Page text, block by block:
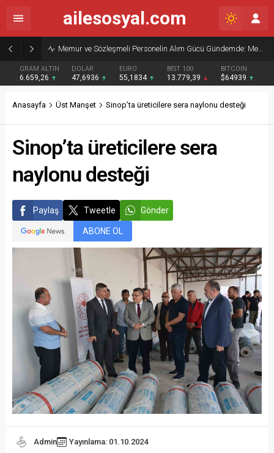
Memur ve Sözleşmeli Personelin Alım Gücü Gündemde: Memur-Sen’den Reform Çağrısı
GRAM ALTIN
6.659,26
DOLAR
47,6936
EURO
55,1834
BIST 100
13.779,39
BITCOIN
$64939
ailesosyal.com
Anasayfa Üst Manşet Sinop’ta üreticilere sera naylonu desteği
Sinop’ta üreticilere sera
naylonu desteği
Paylaş Tweetle Gönder
ABONE OL
Admin Yayınlama: 01.10.2024